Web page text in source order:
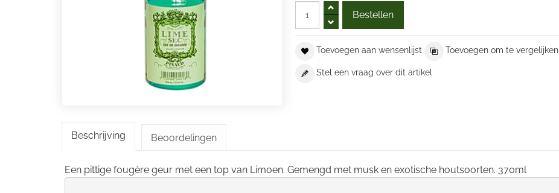
Toevoegen aan wensenlijst Toevoegen om te vergelijken
Stel een vraag over dit artikel
Beschrijving Beoordelingen
Een pittige fougère geur met een top van Limoen. Gemengd met musk en exotische houtsoorten. 370ml